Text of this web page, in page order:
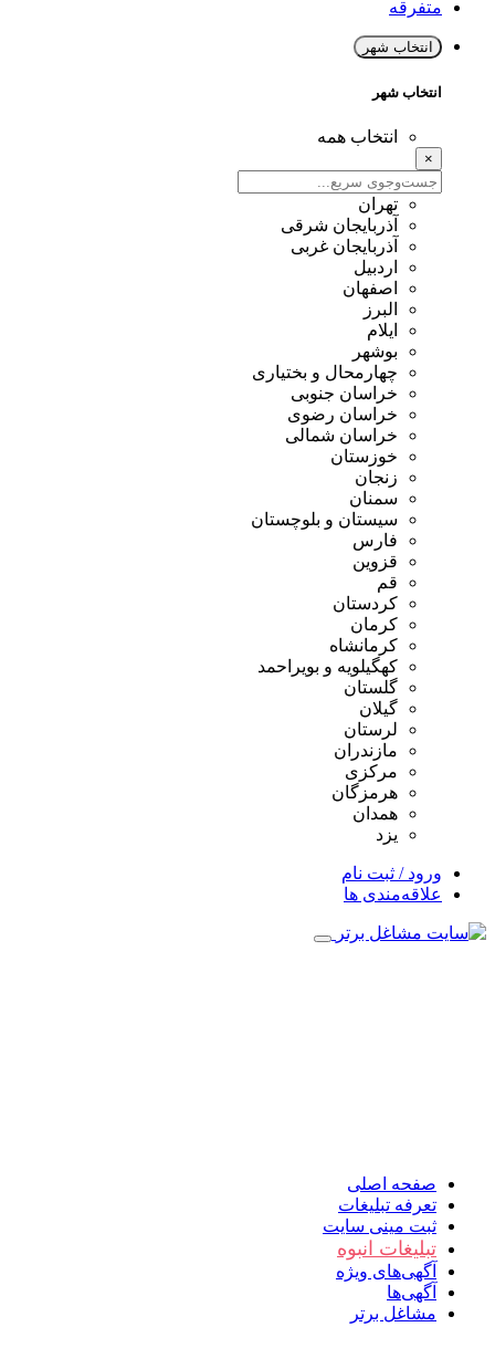
متفرقه
انتخاب شهر
انتخاب شهر
انتخاب همه
×
تهران
آذربایجان شرقی
آذربایجان غربی
اردبیل
اصفهان
البرز
ایلام
بوشهر
چهارمحال و بختیاری
خراسان جنوبی
خراسان رضوی
خراسان شمالی
خوزستان
زنجان
سمنان
سیستان و بلوچستان
فارس
قزوین
قم
کردستان
کرمان
کرمانشاه
کهگیلویه و بویراحمد
گلستان
گیلان
لرستان
مازندران
مرکزی
هرمزگان
همدان
یزد
ورود / ثبت نام
علاقه‌مندی ها
صفحه اصلی
تعرفه تبلیغات
ثبت مینی سایت
تبلیغات انبوه
آگهی‌های ویژه
آگهی‌ها
مشاغل برتر